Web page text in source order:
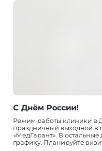
С Днём России!
Режим работы клиники в
праздничный выходной в
«МедГарант». В
графику. Планируйте